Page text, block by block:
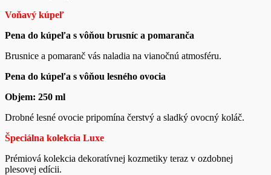
Voňavý kúpeľ
Pena do kúpeľa s vôňou brusníc a pomaranča
Brusnice a pomaranč vás naladia na vianočnú atmosféru.
Pena do kúpeľa s vôňou lesného ovocia
Objem: 250 ml
Drobné lesné ovocie pripomína čerstvý a sladký ovocný koláč.
Špeciálna kolekcia Luxe
Prémiová kolekcia dekoratívnej kozmetiky teraz v ozdobnej
plesovej edícii.